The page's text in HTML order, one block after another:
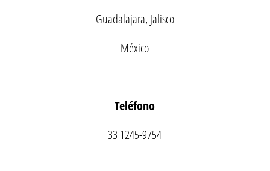
Guadalajara, Jalisco
México
Teléfono
33 1245-9754